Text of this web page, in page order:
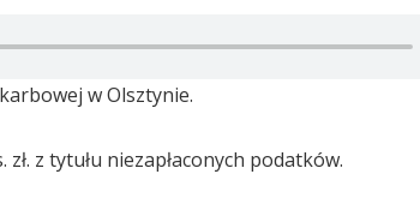
w Olsztynie.
z tytułu niezapłaconych podatków.